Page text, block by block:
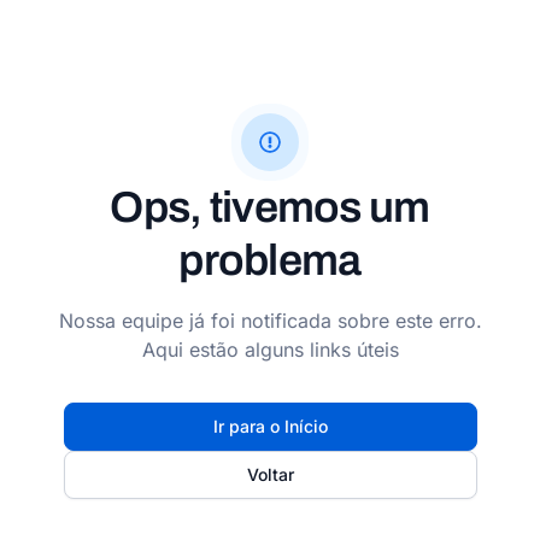
Ops, tivemos um
problema
Nossa equipe já foi notificada sobre este erro.
Aqui estão alguns links úteis
Ir para o Início
Voltar